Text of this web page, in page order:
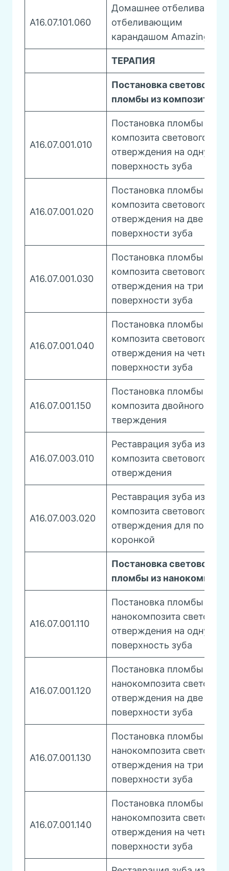
A16.07.101.060
Домашнее отбеливание
отбеливающим
карандашом Amazing
ТЕРАПИЯ
Постановка световой
пломбы из композита
A16.07.001.010
Постановка пломбы из
композита светового
отверждения на одну
поверхность зуба
A16.07.001.020
Постановка пломбы из
композита светового
отверждения на две
поверхности зуба
A16.07.001.030
Постановка пломбы из
композита светового
отверждения на три
поверхности зуба
A16.07.001.040
Постановка пломбы из
композита светового
отверждения на четыре
поверхности зуба
А16.07.001.150
Постановка пломбы из
композита двойного
тверждения
A16.07.003.010
Реставрация зуба из
композита светового
отверждения
A16.07.003.020
Реставрация зуба из
композита светового
отверждения для
коронкой
Постановка световой
пломбы из
A16.07.001.110
Постановка пломбы из
нанокомпозита светового
отверждения на одну
поверхность зуба
A16.07.001.120
Постановка пломбы из
нанокомпозита светового
отверждения на две
поверхности зуба
A16.07.001.130
Постановка пломбы из
нанокомпозита светового
отверждения на три
поверхности зуба
A16.07.001.140
Постановка пломбы из
нанокомпозита светового
отверждения на четыре
поверхности зуба